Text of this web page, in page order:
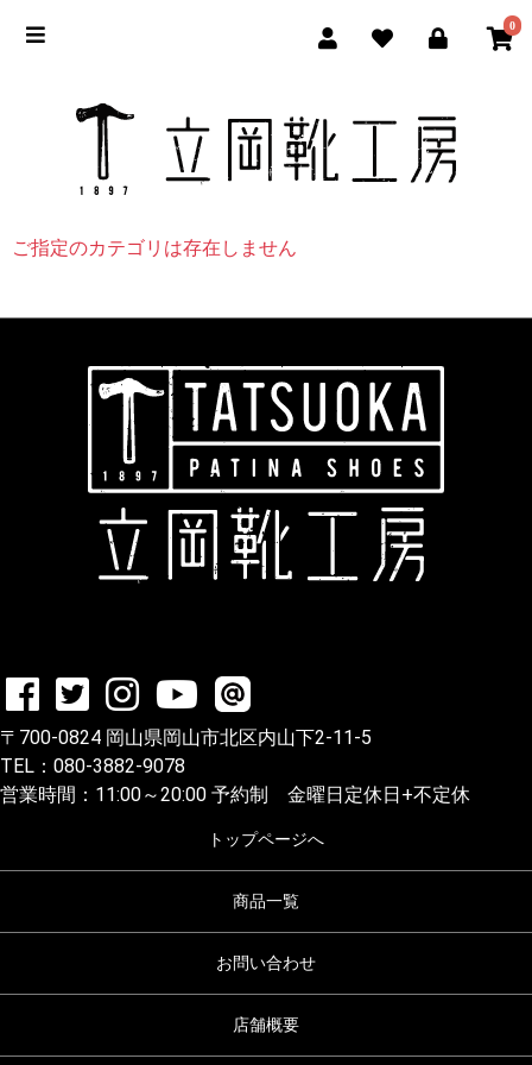
0
ご指定のカテゴリは存在しません
〒700-0824 岡山県岡山市北区内山下2-11-5
TEL：080-3882-9078
営業時間：11:00～20:00 予約制 金曜日定休日+不定休
トップページへ
商品一覧
お問い合わせ
店舗概要